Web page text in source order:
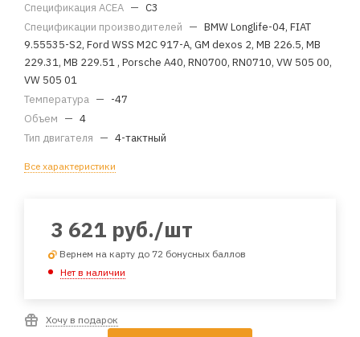
Спецификация ACEA — C3
Спецификации производителей — BMW Longlife-04, FIAT
9.55535-S2, Ford WSS M2C 917-A, GM dexos 2, MB 226.5, MB
229.31, MB 229.51 , Porsche A40, RN0700, RN0710, VW 505 00,
VW 505 01
Температура — -47
Объем — 4
Тип двигателя — 4-тактный
Все характеристики
3 621 руб./шт
Вернем на карту до 72 бонусных баллов
Нет в наличии
Хочу в подарок